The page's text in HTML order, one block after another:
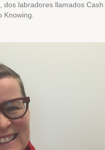
dos labradores llamados Cash
Knowing.